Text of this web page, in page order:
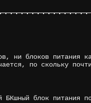
ни блоков питания
по скольку
блок питания